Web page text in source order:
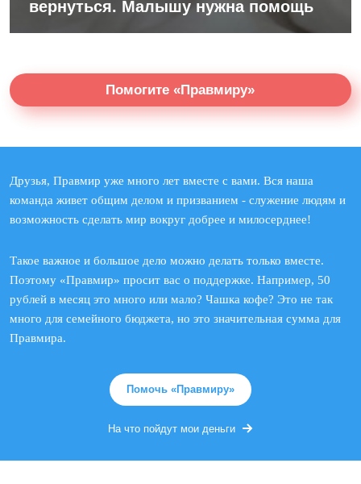
вернуться. Малышу нужна помощь
Помогите «Правмиру»
Друзья, Правмир уже много лет вместе с вами. Вся наша
команда живет общим делом и призванием - служение людям и
возможность сделать мир вокруг добрее и милосерднее!
Такое важное и большое дело можно делать только вместе.
Поэтому «Правмир» просит вас о поддержке. Например, 50
рублей в месяц это много или мало? Чашка кофе? Это не так
много для семейного бюджета, но это значительная сумма для
Правмира.
Помочь «Правмиру»
На что пойдут мои деньги